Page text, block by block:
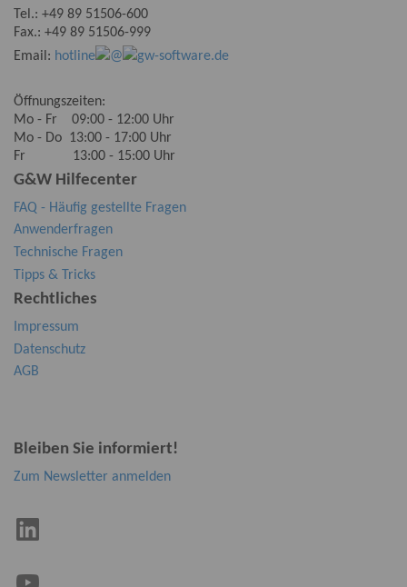
Tel.: +49 89 51506-600
Fax.: +49 89 51506-999
Email: hotline @ gw-software.de
Öffnungszeiten:
Mo - Fr 09:00 - 12:00 Uhr
Mo - Do 13:00 - 17:00 Uhr
Fr 13:00 - 15:00 Uhr
G&W Hilfecenter
FAQ - Häufig gestellte Fragen
Anwenderfragen
Technische Fragen
Tipps & Tricks
Rechtliches
Impressum
Datenschutz
AGB
Bleiben Sie informiert!
Zum Newsletter anmelden